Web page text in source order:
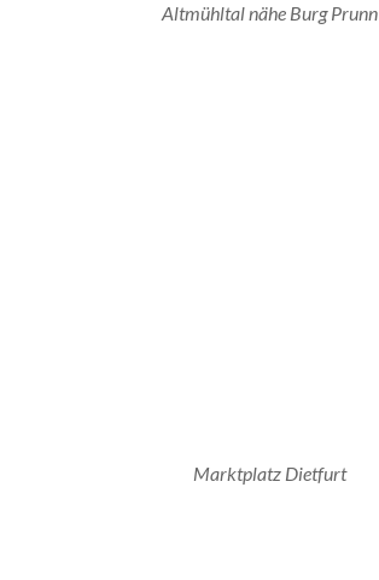
Altmühltal nähe Burg Prunn
Marktplatz Dietfurt